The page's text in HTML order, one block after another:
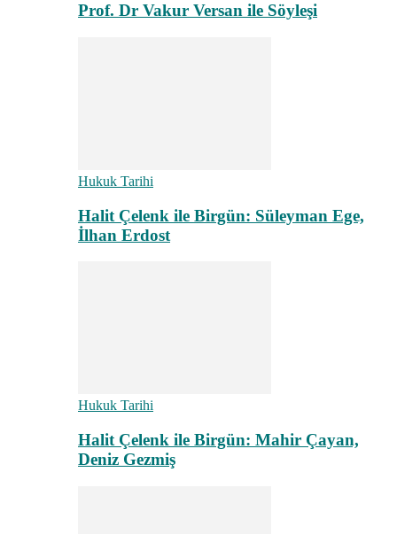
Prof. Dr Vakur Versan ile Söyleşi
Hukuk Tarihi
Halit Çelenk ile Birgün: Süleyman Ege,
İlhan Erdost
Hukuk Tarihi
Halit Çelenk ile Birgün: Mahir Çayan,
Deniz Gezmiş